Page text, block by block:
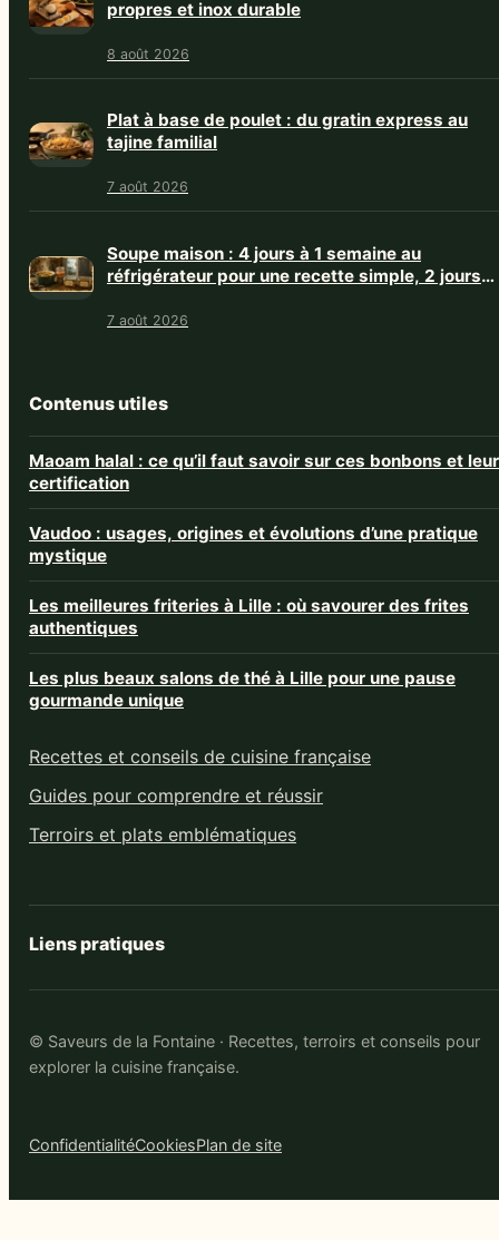
propres et inox durable
8 août 2026
Plat à base de poulet : du gratin express au
tajine familial
7 août 2026
Soupe maison : 4 jours à 1 semaine au
réfrigérateur pour une recette simple, 2 jours
7 août 2026
Contenus utiles
Maoam halal : ce qu’il faut savoir sur ces bonbons et leur
certification
Vaudoo : usages, origines et évolutions d’une pratique
mystique
Les meilleures friteries à Lille : où savourer des frites
authentiques
Les plus beaux salons de thé à Lille pour une pause
gourmande unique
Recettes et conseils de cuisine française
Guides pour comprendre et réussir
Terroirs et plats emblématiques
Liens pratiques
© Saveurs de la Fontaine · Recettes, terroirs et conseils pour
explorer la cuisine française.
ConfidentialitéCookiesPlan de site